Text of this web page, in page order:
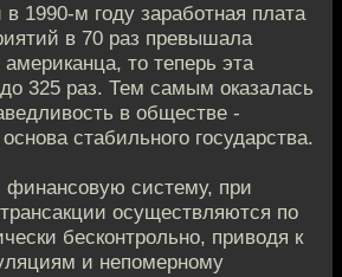
1990-м году заработная плата
в 70 раз превышала
американца, то теперь эта
325 раз. Тем самым оказалась
в обществе -
стабильного государства.
систему, при
осуществляются по
бесконтрольно, приводя к
и непомерному